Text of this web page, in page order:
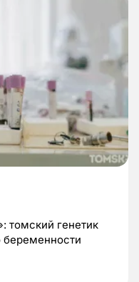
томский генетик
беременности